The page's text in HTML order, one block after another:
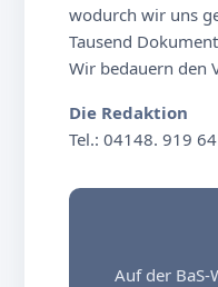
wodurch wir uns
Tausend
Wir bedauern den
Die Redaktion
Tel.: 04148. 919
Auf der BaS-